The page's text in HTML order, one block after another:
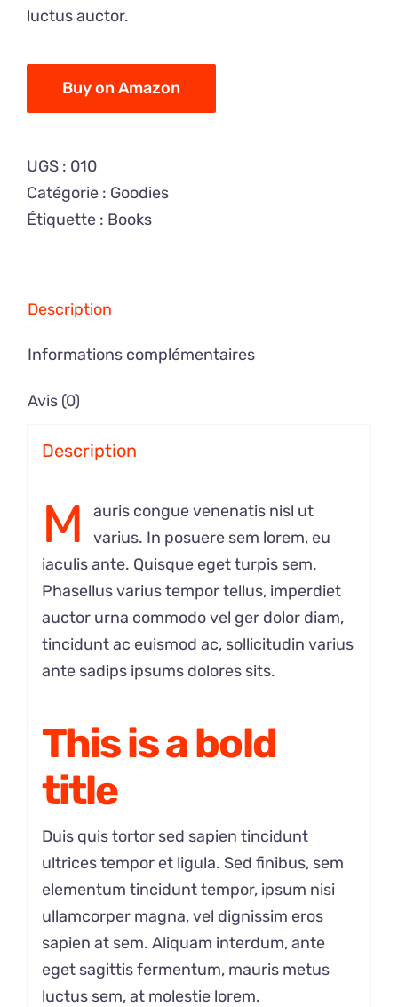
luctus auctor.
Buy on Amazon
UGS : 010
Catégorie : Goodies
Étiquette : Books
Description
Informations complémentaires
Avis (0)
Description
M
auris congue venenatis nisl ut
varius. In posuere sem lorem, eu
iaculis ante. Quisque eget turpis sem.
Phasellus varius tempor tellus, imperdiet
auctor urna commodo vel ger dolor diam,
tincidunt ac euismod ac, sollicitudin varius
ante sadips ipsums dolores sits.
This is a bold
title
Duis quis tortor sed sapien tincidunt
ultrices tempor et ligula. Sed finibus, sem
elementum tincidunt tempor, ipsum nisi
ullamcorper magna, vel dignissim eros
sapien at sem. Aliquam interdum, ante
eget sagittis fermentum, mauris metus
luctus sem, at molestie lorem.